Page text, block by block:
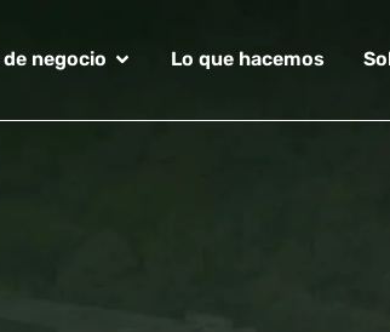
de negocio Lo que hacemos